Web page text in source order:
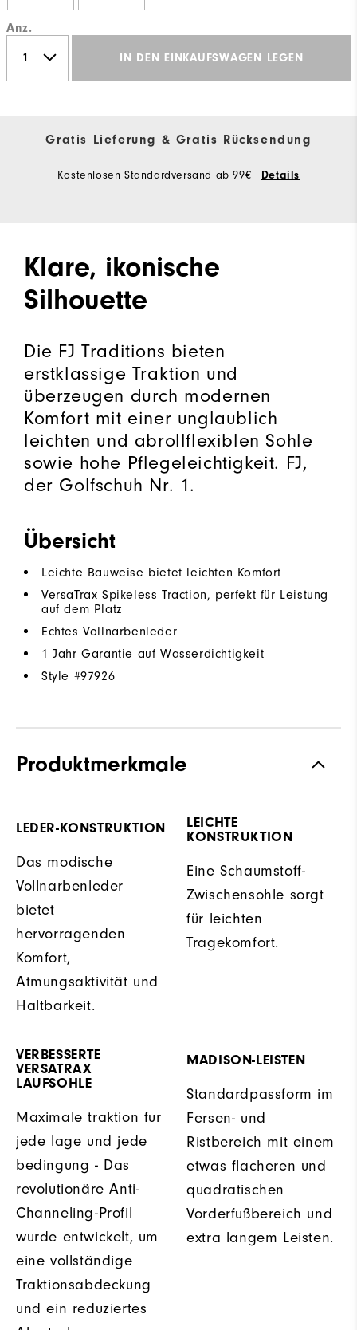
Anz.
IN DEN EINKAUFSWAGEN LEGEN
Gratis Lieferung & Gratis Rücksendung
Kostenlosen Standardversand ab 99€ Details
Klare, ikonische
Silhouette
Die FJ Traditions bieten
erstklassige Traktion und
überzeugen durch modernen
Komfort mit einer unglaublich
leichten und abrollflexiblen Sohle
sowie hohe Pflegeleichtigkeit. FJ,
der Golfschuh Nr. 1.
Übersicht
Leichte Bauweise bietet leichten Komfort
VersaTrax Spikeless Traction, perfekt für Leistung
auf dem Platz
Echtes Vollnarbenleder
1 Jahr Garantie auf Wasserdichtigkeit
Style #97926
Produktmerkmale
LEDER-KONSTRUKTION
Das modische
Vollnarbenleder
bietet
hervorragenden
Komfort,
Atmungsaktivität und
Haltbarkeit.
LEICHTE
KONSTRUKTION
Eine Schaumstoff-
Zwischensohle sorgt
für leichten
Tragekomfort.
VERBESSERTE
VERSATRAX
LAUFSOHLE
Maximale traktion fur
jede lage und jede
bedingung - Das
revolutionäre Anti-
Channeling-Profil
wurde entwickelt, um
eine vollständige
Traktionsabdeckung
und ein reduziertes
MADISON-LEISTEN
Standardpassform im
Fersen- und
Ristbereich mit einem
etwas flacheren und
quadratischen
Vorderfußbereich und
extra langem Leisten.